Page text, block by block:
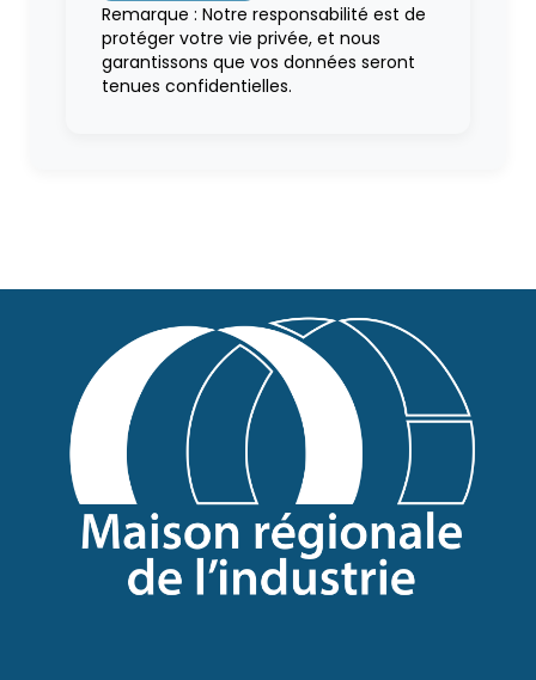
Remarque : Notre responsabilité est de
protéger votre vie privée, et nous
garantissons que vos données seront
tenues confidentielles.